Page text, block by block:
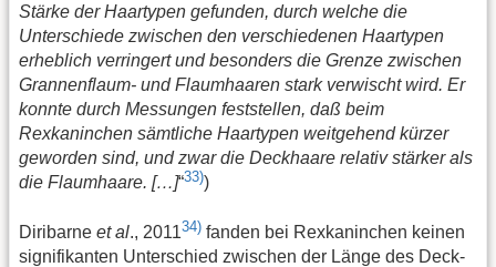
Stärke der Haartypen gefunden, durch welche die
Unterschiede zwischen den verschiedenen Haartypen
erheblich verringert und besonders die Grenze zwischen
Grannenflaum- und Flaumhaaren stark verwischt wird. Er
konnte durch Messungen feststellen, daß beim
Rexkaninchen sämtliche Haartypen weitgehend kürzer
geworden sind, und zwar die Deckhaare relativ stärker als
die Flaumhaare. […]“33))
Diribarne et al., 201134) fanden bei Rexkaninchen keinen
signifikanten Unterschied zwischen der Länge des Deck-